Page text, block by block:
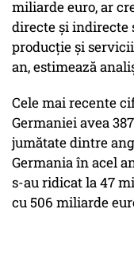
miliarde euro, ar
directe şi indirecte
producţie şi
an, estimează
Cele mai recente
Germaniei avea
jumătate dintre
Germania în acel
s-au ridicat la 47
cu 506 miliarde